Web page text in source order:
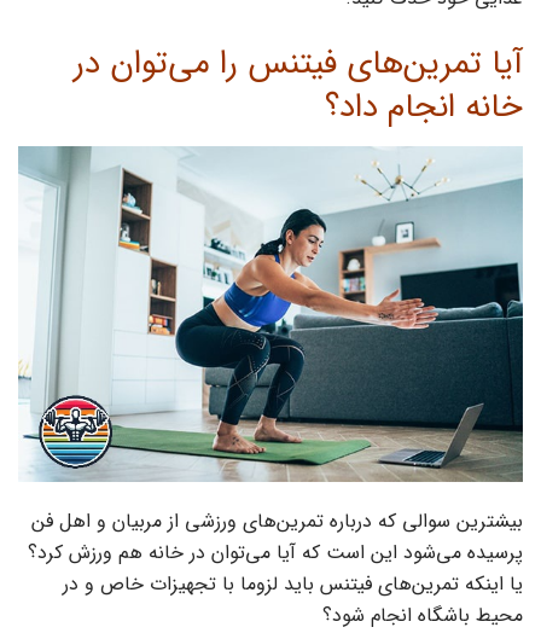
آیا تمرین‌های فیتنس را می‌توان در
خانه انجام داد؟
بیشترین سوالی که درباره تمرین‌های ورزشی از مربیان و اهل فن
پرسیده می‌شود این است که آیا می‌توان در خانه هم ورزش کرد؟
یا اینکه تمرین‌های فیتنس باید لزوما با تجهیزات خاص و در
محیط باشگاه انجام شود؟